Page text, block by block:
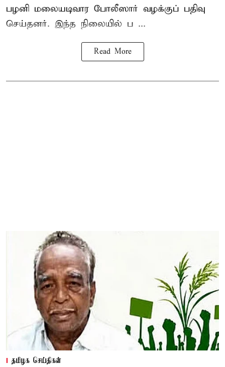
பழனி மலையடிவார போலீஸார் வழக்குப் பதிவு
செய்தனர். இந்த நிலையில் ப ...
Read More
தமிழக செய்திகள்